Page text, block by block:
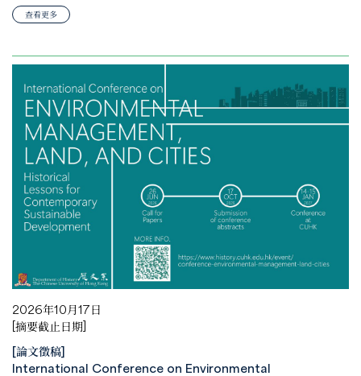
查看更多
2026年10月17日
[摘要截止日期]
[論文徵稿]
International Conference on Environmental